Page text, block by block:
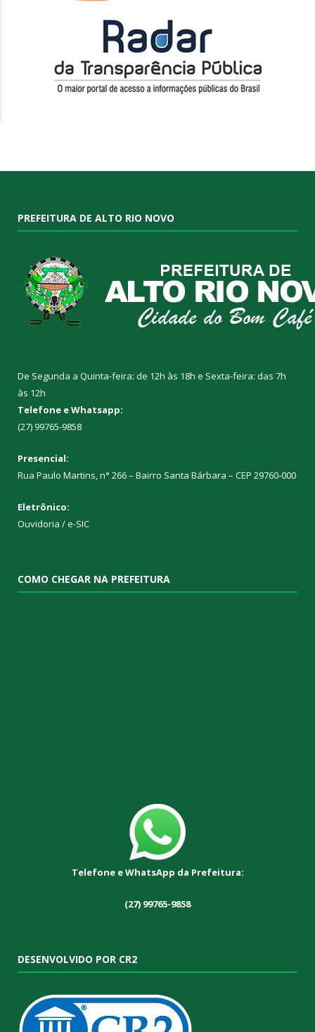
PREFEITURA DE ALTO RIO NOVO
De Segunda a Quinta-feira: de 12h às 18h e Sexta-feira: das 7h
às 12h
Telefone e Whatsapp:
(27) 99765-9858
Presencial:
Rua Paulo Martins, n° 266 – Bairro Santa Bárbara – CEP 29760-000
Eletrônico:
Ouvidoria /e-SIC
COMO CHEGAR NA PREFEITURA
Telefone e WhatsApp da Prefeitura:
(27) 99765-9858
DESENVOLVIDO POR CR2